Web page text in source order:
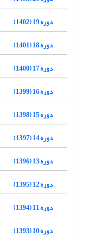
دوره 19 (1402)
دوره 18 (1401)
دوره 17 (1400)
دوره 16 (1399)
دوره 15 (1398)
دوره 14 (1397)
دوره 13 (1396)
دوره 12 (1395)
دوره 11 (1394)
دوره 10 (1393)